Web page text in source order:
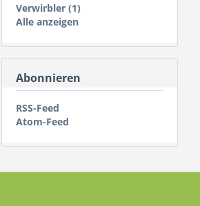
Verwirbler (1)
Alle anzeigen
Abonnieren
RSS-Feed
Atom-Feed